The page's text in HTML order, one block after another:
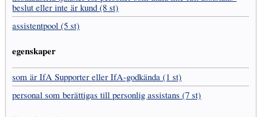
beslut eller inte är kund (8 st)
assistentpool (5 st)
egenskaper
som är IfA Supporter eller IfA-godkända (1 st)
personal som berättigas till personlig assistans (7 st)